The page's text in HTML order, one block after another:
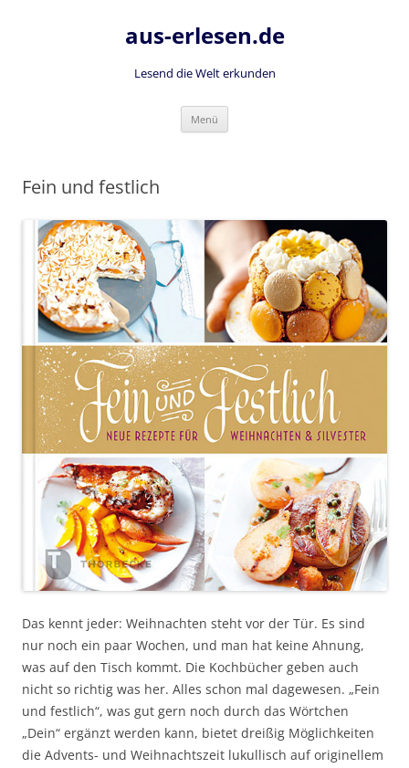
aus-erlesen.de
Lesend die Welt erkunden
Menü
Fein und festlich
Das kennt jeder: Weihnachten steht vor der Tür. Es sind
nur noch ein paar Wochen, und man hat keine Ahnung,
was auf den Tisch kommt. Die Kochbücher geben auch
nicht so richtig was her. Alles schon mal dagewesen. „Fein
und festlich“, was gut gern noch durch das Wörtchen
„Dein“ ergänzt werden kann, bietet dreißig Möglichkeiten
die Advents- und Weihnachtszeit lukullisch auf originellem